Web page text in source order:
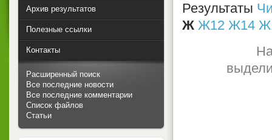
Результаты
Ж Ж12 Ж14
Архив результатов
Полезные ссылки
Контакты
Расширенный поиск
Все последние новости
Все последние комментарии
Список файлов
Статьи